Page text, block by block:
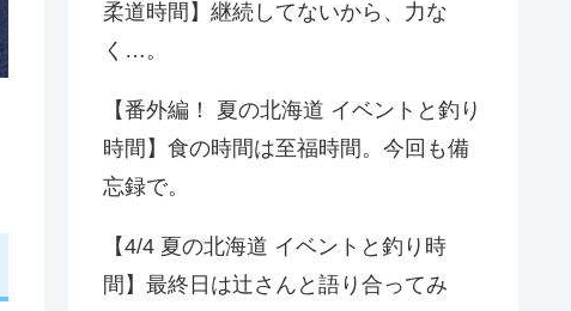
柔道時間】継続してないから、力な
く…。
【番外編！ 夏の北海道 イベントと釣り
時間】食の時間は至福時間。今回も備
忘録で。
【4/4 夏の北海道 イベントと釣り時
間】最終日は辻さんと語り合ってみ